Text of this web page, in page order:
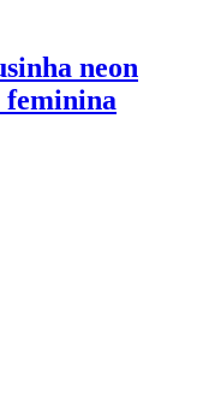
neon
feminina